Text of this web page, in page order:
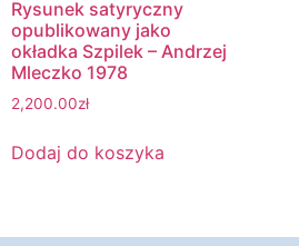
Rysunek satyryczny
opublikowany jako
okładka Szpilek – Andrzej
Mleczko 1978
2,200.00zł
Dodaj do koszyka